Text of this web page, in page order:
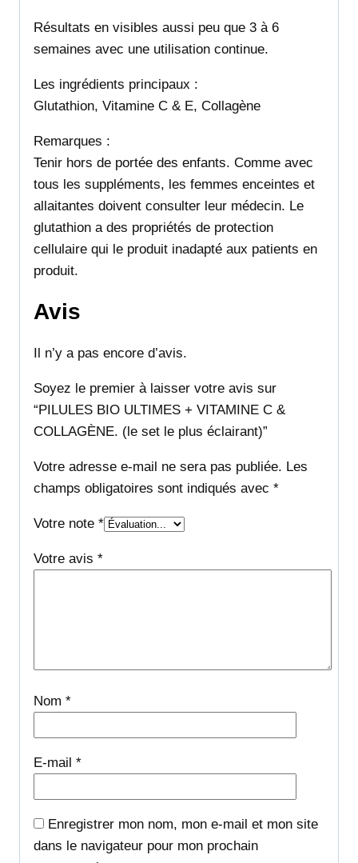
Résultats en visibles aussi peu que 3 à 6
semaines avec une utilisation continue.
Les ingrédients principaux :
Glutathion, Vitamine C & E, Collagène
Remarques :
Tenir hors de portée des enfants. Comme avec
tous les suppléments, les femmes enceintes et
allaitantes doivent consulter leur médecin. Le
glutathion a des propriétés de protection
cellulaire qui le produit inadapté aux patients en
produit.
Avis
Il n’y a pas encore d’avis.
Soyez le premier à laisser votre avis sur
“PILULES BIO ULTIMES + VITAMINE C &
COLLAGÈNE. (le set le plus éclairant)”
Votre adresse e-mail ne sera pas publiée. Les
champs obligatoires sont indiqués avec *
Votre note *
Votre avis *
Nom *
E-mail *
Enregistrer mon nom, mon e-mail et mon site
dans le navigateur pour mon prochain